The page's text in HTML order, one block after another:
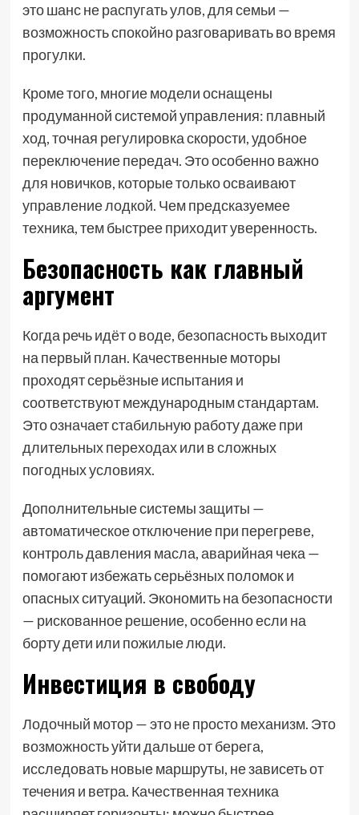
это шанс не распугать улов, для семьи —
возможность спокойно разговаривать во время
прогулки.
Кроме того, многие модели оснащены
продуманной системой управления: плавный
ход, точная регулировка скорости, удобное
переключение передач. Это особенно важно
для новичков, которые только осваивают
управление лодкой. Чем предсказуемее
техника, тем быстрее приходит уверенность.
Безопасность как главный
аргумент
Когда речь идёт о воде, безопасность выходит
на первый план. Качественные моторы
проходят серьёзные испытания и
соответствуют международным стандартам.
Это означает стабильную работу даже при
длительных переходах или в сложных
погодных условиях.
Дополнительные системы защиты —
автоматическое отключение при перегреве,
контроль давления масла, аварийная чека —
помогают избежать серьёзных поломок и
опасных ситуаций. Экономить на безопасности
— рискованное решение, особенно если на
борту дети или пожилые люди.
Инвестиция в свободу
Лодочный мотор — это не просто механизм. Это
возможность уйти дальше от берега,
исследовать новые маршруты, не зависеть от
течения и ветра. Качественная техника